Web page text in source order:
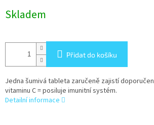
cena:
Skladem
Přidat do košíku
Jedna šumivá tableta zaručeně zajistí
vitaminu C = posiluje imunitní systém.
Detailní informace